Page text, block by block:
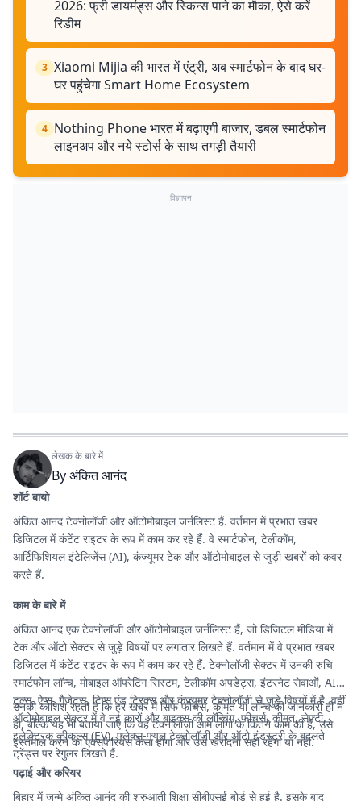
2026: फ्री डायमंड्स और स्किन्स पाने का मौका, ऐसे करें
रिडीम
3 Xiaomi Mijia की भारत में एंट्री, अब स्मार्टफोन के बाद घर-
घर पहुंचेगा Smart Home Ecosystem
4 Nothing Phone भारत में बढ़ाएगी बाजार, डबल स्मार्टफोन
लाइनअप और नये स्टोर्स के साथ तगड़ी तैयारी
विज्ञापन
लेखक के बारे में
Byअंकित आनंद
शॉर्ट बायो
अंकित आनंद टेक्नोलॉजी और ऑटोमोबाइल जर्नलिस्ट हैं. वर्तमान में प्रभात खबर
डिजिटल में कंटेंट राइटर के रूप में काम कर रहे हैं. वे स्मार्टफोन, टेलीकॉम,
आर्टिफिशियल इंटेलिजेंस (AI), कंज्यूमर टेक और ऑटोमोबाइल से जुड़ी खबरों को कवर
करते हैं.
काम के बारे में
अंकित आनंद एक टेक्नोलॉजी और ऑटोमोबाइल जर्नलिस्ट हैं, जो डिजिटल मीडिया में
टेक और ऑटो सेक्टर से जुड़े विषयों पर लगातार लिखते हैं. वर्तमान में वे प्रभात खबर
डिजिटल में कंटेंट राइटर के रूप में काम कर रहे हैं. टेक्नोलॉजी सेक्टर में उनकी रुचि
स्मार्टफोन लॉन्च, मोबाइल ऑपरेटिंग सिस्टम, टेलीकॉम अपडेट्स, इंटरनेट सेवाओं, AI
टूल्स, ऐप्स, गैजेट्स, टिप्स एंड ट्रिक्स और कंज्यूमर टेक्नोलॉजी से जुड़े विषयों में है. वहीं
ऑटोमोबाइल सेक्टर में वे नई कारों और बाइक्स की लॉन्चिंग, फीचर्स, कीमत, सेफ्टी,
इलेक्ट्रिक व्हीकल्स (EV), फ्लेक्स-फ्यूल टेक्नोलॉजी और ऑटो इंडस्ट्री के बदलते
ट्रेंड्स पर रेगुलर लिखते हैं.
उनकी कोशिश रहती है कि हर खबर में सिर्फ फीचर्स, कीमत या लॉन्च की जानकारी ही न
हो, बल्कि यह भी बताया जाए कि वह टेक्नोलॉजी आम लोगों के कितने काम की है, उसे
इस्तेमाल करने का एक्सपीरियंस कैसा होगा और उसे खरीदना सही रहेगा या नहीं.
पढ़ाई और करियर
बिहार में जन्मे अंकित आनंद की शुरुआती शिक्षा सीबीएसई बोर्ड से हुई है. इसके बाद